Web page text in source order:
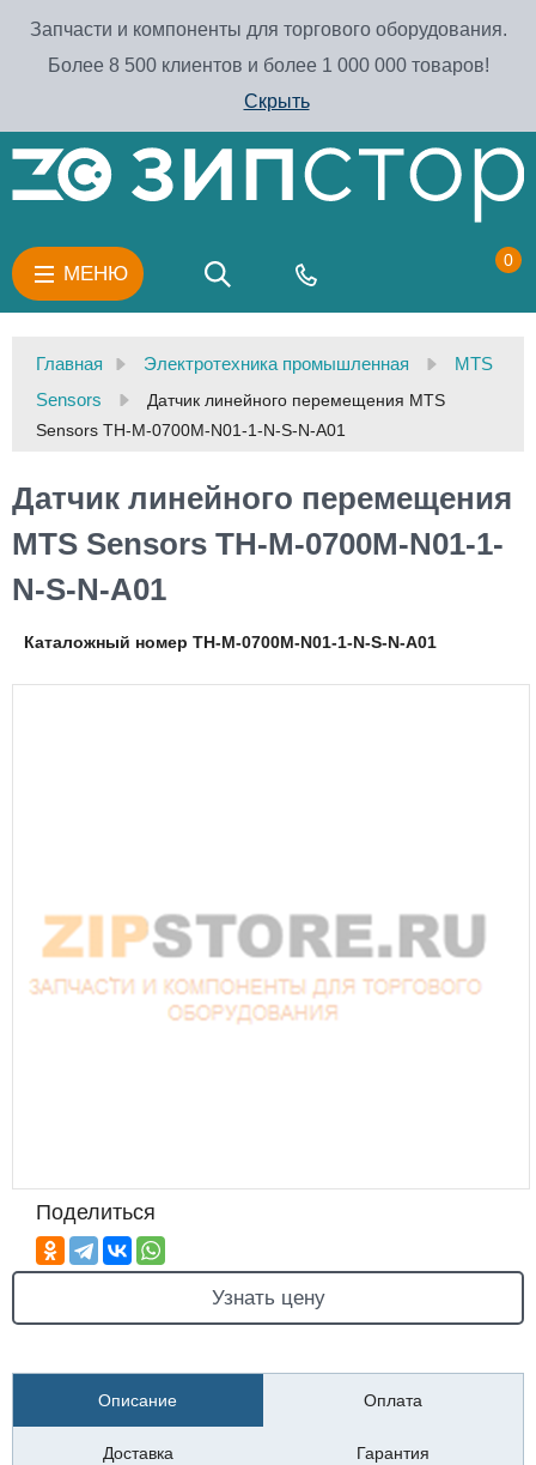
Запчасти и компоненты для торгового оборудования.
Более 8 500 клиентов и более 1 000 000 товаров!
Скрыть
МЕНЮ
0
Главная Электротехника промышленная
MTS
Sensors
Датчик линейного перемещения MTS
Sensors TH-M-0700M-N01-1-N-S-N-A01
Датчик линейного перемещения
MTS Sensors TH-M-0700M-N01-1-
N-S-N-A01
Каталожный номер TH-M-0700M-N01-1-N-S-N-A01
Поделиться
Узнать цену
Описание Оплата
Доставка Гарантия